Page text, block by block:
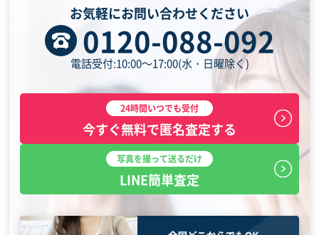
お気軽にお問い合わせください
0120-088-092
電話受付:10:00～17:00(水・日曜除く)
24時間いつでも受付
今すぐ無料で匿名査定する
写真を撮って送るだけ
LINE簡単査定